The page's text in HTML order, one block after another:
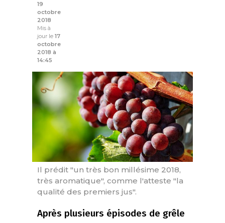
19
octobre
2018
Mis à
jour le 17
octobre
2018 à
14:45
Il prédit "un très bon millésime 2018,
très aromatique", comme l'atteste "la
qualité des premiers jus".
Après plusieurs épisodes de grêle